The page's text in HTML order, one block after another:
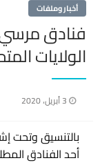
أخبار وملفات
فنادق
الولايات
نُشر
3 أبريل، 2020
بالتنسيق وتحت
أحد الفنادق